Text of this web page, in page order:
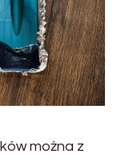
można z